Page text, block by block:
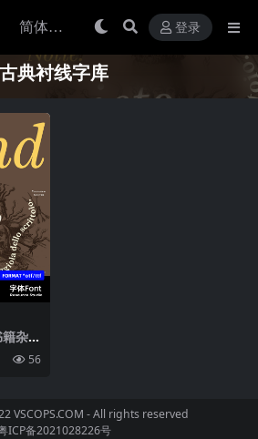
登录
古典衬线字库
杂志
巴斯
56
VSCOPS.COM - All rights reserved
ICP备2021028226号